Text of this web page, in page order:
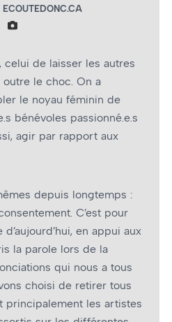
ECOUTEDONC.CA
de laisser les autres
le choc. On a
le noyau féminin de
bénévoles passionné.e.s
agir par rapport aux
depuis longtemps :
C’est pour
en appui aux
la parole lors de la
qui nous a tous
choisi de retirer tous
principalement les artistes